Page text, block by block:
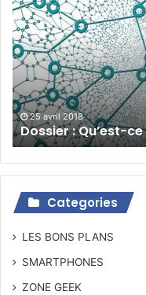
Qu’est-
ce
que
l’intelligence
artificielle
?
25 avril 2018
Dossier : Qu’est-
Categories
LES BONS PLANS
SMARTPHONES
ZONE GEEK